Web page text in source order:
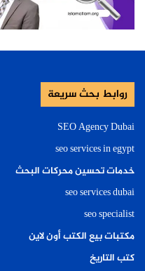
روابط بحث سريعة
SEO Agency Dubai
seo services in egypt
خدمات تحسين محركات البحث
seo services dubai
seo specialist
مكتبات بيع الكتب أون لاين
كتب التاريخ